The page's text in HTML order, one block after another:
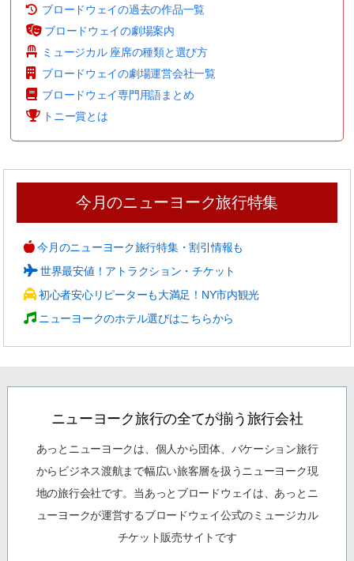
ブロードウェイの過去の作品一覧
ブロードウェイの劇場案内
ミュージカル 座席の種類と選び方
ブロードウェイの劇場運営会社一覧
ブロードウェイ専門用語まとめ
トニー賞とは
今月のニューヨーク旅行特集
今月のニューヨーク旅行特集・割引情報も
世界最安値！アトラクション・チケット
初心者安心リピーターも大満足！NY市内観光
ニューヨークのホテル選びはこちらから
ニューヨーク旅行の全てが揃う旅行会社
あっとニューヨークは、個人から団体、バケーション旅行
からビジネス渡航まで幅広い旅客層を扱うニューヨーク現
地の旅行会社です。当あっとブロードウェイは、あっとニ
ューヨークが運営するブロードウェイ公式のミュージカル
チケット販売サイトです